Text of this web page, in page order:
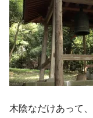
木陰なだけあって